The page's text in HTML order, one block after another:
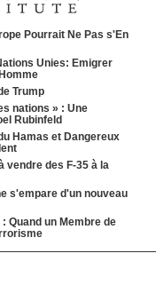
Pourrait Ne Pas s'En
Unies: Emigrer
Trump
nations » : Une
Rubinfeld
Hamas et Dangereux
vendre des F-35 à la
s'empare d'un nouveau
Quand un Membre de